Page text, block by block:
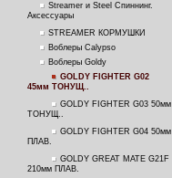
Streamer и Steel Спиннинг.
Аксессуары
STREAMER КОРМУШКИ
Воблеры Calypso
Воблеры Goldy
GOLDY FIGHTER G02
45мм ТОНУЩ..
GOLDY FIGHTER G03 50мм
ТОНУЩ..
GOLDY FIGHTER G04 50мм
ПЛАВ.
GOLDY GREAT MATE G21F
210мм ПЛАВ.